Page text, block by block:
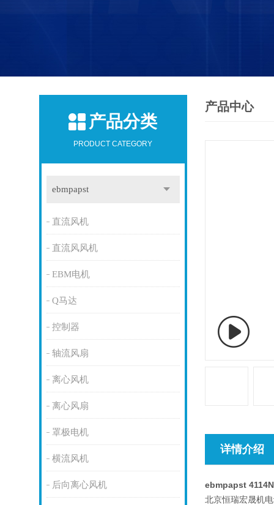
产品分类
PRODUCT CATEGORY
ebmpapst
直流风机
直流风风机
EBM电机
Q马达
控制器
轴流风扇
离心风机
离心风扇
罩极电机
横流风机
后向离心风机
产品中心
详情介绍
ebmpapst
北京恒瑞宏晟机